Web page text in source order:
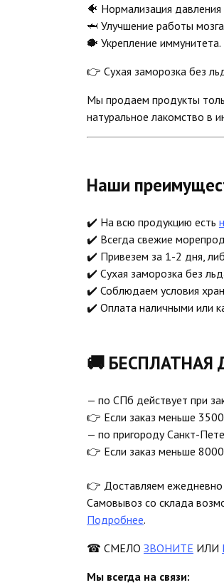
🐠 Нормализация давления
🦈 Улучшение работы
🐡 Укрепление иммунитета.
👉 Сухая заморозка без
Мы продаем продукты
натуральное лакомство в
Наши
✔️ На всю продукцию есть
✔️ Всегда свежие
✔️ Привезем за 1-2 дня,
✔️ Сухая заморозка без
✔️ Соблюдаем условия
✔️ Оплата наличными или
🚚 БЕСПЛАТНАЯ
— по СПб действует при
👉 Если заказ меньше
— по пригороду Санкт-
👉 Если заказ меньше
👉 Доставляем
Самовывоз со склада
Подробнее.
☎ СМЕЛО ЗВОНИТЕ ИЛИ
Мы всегда на связи: